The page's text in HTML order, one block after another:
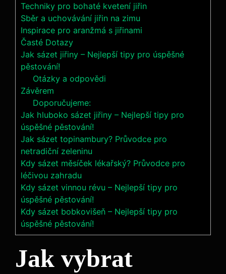
Techniky pro bohaté kvetení jiřin
Sběr a uchovávání jiřin na zimu
Inspirace pro aranžmá s jiřinami
Časté Dotazy
Jak sázet jiřiny – Nejlepší tipy pro úspěšné
pěstování!
Otázky a odpovědi
Závěrem
Doporučujeme:
Jak hluboko sázet jiřiny – Nejlepší tipy pro
úspěšné pěstování!
Jak sázet topinambury? Průvodce pro
netradiční zeleninu
Kdy sázet měsíček lékařský? Průvodce pro
léčivou zahradu
Kdy sázet vinnou révu – Nejlepší tipy pro
úspěšné pěstování!
Kdy sázet bobkovišeň – Nejlepší tipy pro
úspěšné pěstování!
Jak vybrat